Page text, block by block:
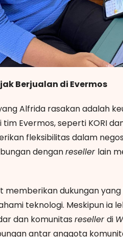
Berjualan di Evermos
Alfrida rasakan adalah
Evermos, seperti KORI
fleksibilitas dalam
denganreseller lain
memberikan dukungan
teknologi. Meskipun ia
dan komunitas resellerdi
antar anggota